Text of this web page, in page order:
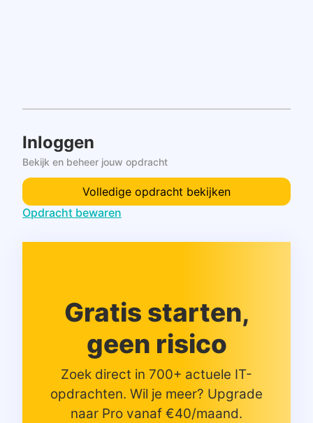
Inloggen
Bekijk en beheer jouw opdracht
Volledige opdracht bekijken
Opdracht bewaren
Gratis starten,
geen risico
Zoek direct in 700+ actuele IT-
opdrachten. Wil je meer? Upgrade
naar Pro vanaf €40/maand.